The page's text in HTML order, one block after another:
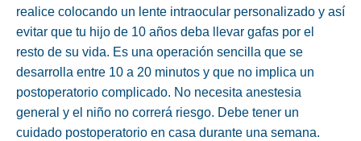
realice colocando un lente intraocular personalizado y así
evitar que tu hijo de 10 años deba llevar gafas por el
resto de su vida. Es una operación sencilla que se
desarrolla entre 10 a 20 minutos y que no implica un
postoperatorio complicado. No necesita anestesia
general y el niño no correrá riesgo. Debe tener un
cuidado postoperatorio en casa durante una semana.